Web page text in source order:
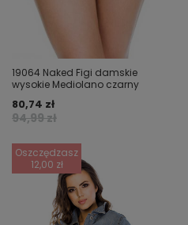
19064 Naked Figi damskie
wysokie Mediolano czarny
94,99 zł
80,74 zł
Oszczędzasz
12,00 zł